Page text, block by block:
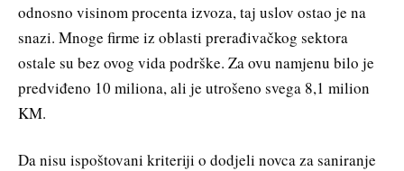
odnosno visinom procenta izvoza, taj uslov ostao je na
snazi. Mnoge firme iz oblasti prerađivačkog sektora
ostale su bez ovog vida podrške. Za ovu namjenu bilo je
predviđeno 10 miliona, ali je utrošeno svega 8,1 milion
KM.
Da nisu ispoštovani kriteriji o dodjeli novca za saniranje